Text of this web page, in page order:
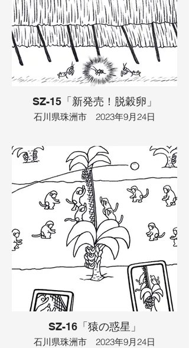
㎞ほど離れた珠洲でした。ヤドカリは細
長い魚に引っ張っていってもらい、珠洲
の見附島に着きました。そこに、イソギ
ンチャクの友達がいました。３人は無謀
な冒険をしようじゃないかと相談し、陸
の上にヤドカリの力を使って上陸しよう
としました。そこで大きなヤドカリは、
貝殻の中に魚とイソギンチャクを入れ
て、崖を登って行きました。そこに鳥が
現れ、せっかくなので道の駅のホームま
で連れていってもらいました。
SZ-15「新発売！脱穀卵」
石川県珠洲市 2023年9月24日
スを食べていました。そこは田んぼの畦
道で、今は稲刈りが終わってはさがけも
してありました。そこへ空からコンドル
が飛んできて、もう１匹カマキリがやっ
てきました。そこでキリギリスが光りだ
し、それはコンドルに助けを求める光で
した。すると、コンドルがカマキリを食
べてくれました。そこでみんなは、宇宙
の存在を感じました。その夜は満月で、
コンドルは卵を産みました。歌声も響き
出しました。歌っていたのは破壊神で、
鬼のような顔をしていました。破壊神は
実は心が優しくて、青い色をしていて、
その歌声で、食べられていた虫も蘇りま
した。そこで、ロケットに乗って宇宙に
行ってしまう事にしました。宇宙にはブ
ラックホールがあって、その吸い寄せる
力で稲の脱穀が終わり、お米がJAで販売
されました。すると、コンドルの卵が全
SZ-16「猿の惑星」
石川県珠洲市 2023年9月24日